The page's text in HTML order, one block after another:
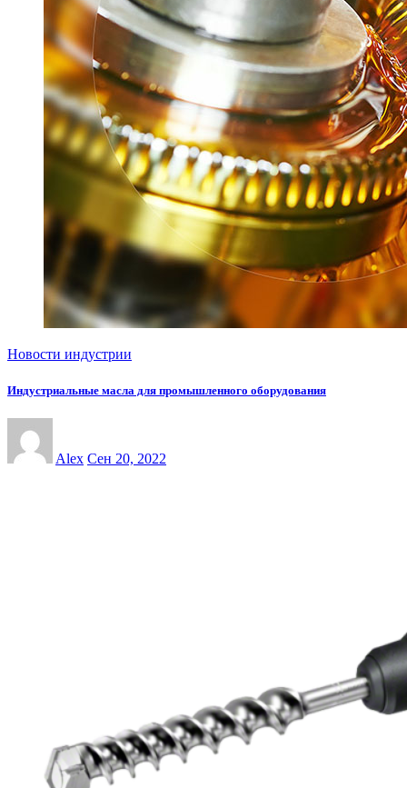
Новости индустрии
Индустриальные масла для промышленного оборудования
Alex Сен 20, 2022